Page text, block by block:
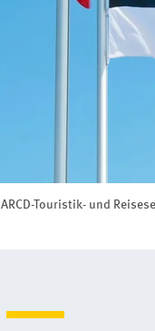
ARCD-Touristik- und